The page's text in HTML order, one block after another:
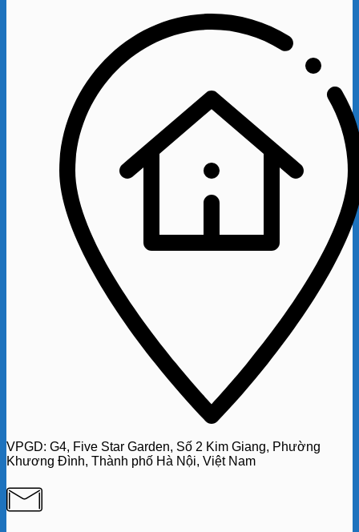
VPGD: G4, Five Star Garden, Số 2 Kim Giang, Phường
Khương Đình, Thành phố Hà Nội, Việt Nam